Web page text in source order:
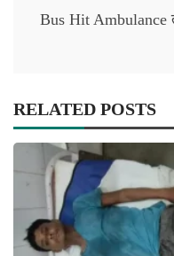
Bus Hit
RELATED POSTS